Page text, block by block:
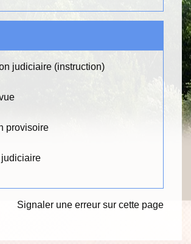
judiciaire (instruction)
provisoire
Signaler une erreur sur cette page